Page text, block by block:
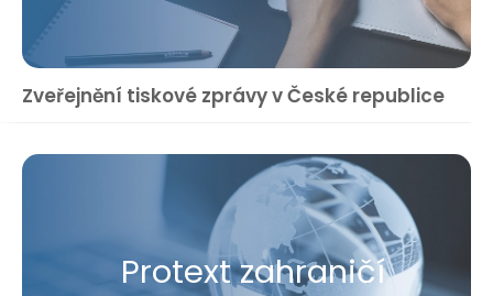
Zveřejnění tiskové zprávy v České republice
Protext zahraničí